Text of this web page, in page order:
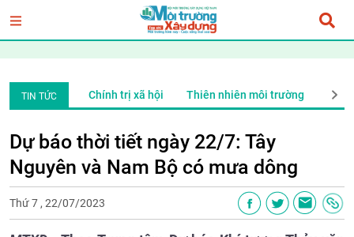
TIN TỨC
Xã Hội Chính trị xã hội Thiên nhiên môi trường Xã
Dự báo thời tiết ngày 22/7: Tây
Nguyên và Nam Bộ có mưa dông
Thứ 7 , 22/07/2023